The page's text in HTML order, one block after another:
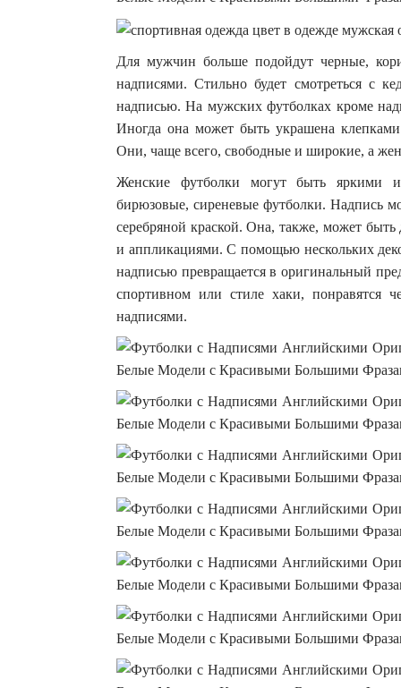
Для мужчин больше подойдут черные,
надписями. Стильно будет смотреться с
надписью. На мужских футболках кроме
Иногда она может быть украшена
Они, чаще всего, свободные и широкие, а
Женские футболки могут быть яркими
бирюзовые, сиреневые футболки. Надпись
серебряной краской. Она, также, может
и аппликациями. С помощью нескольких
надписью превращается в оригинальный
спортивном или стиле хаки,
надписями.